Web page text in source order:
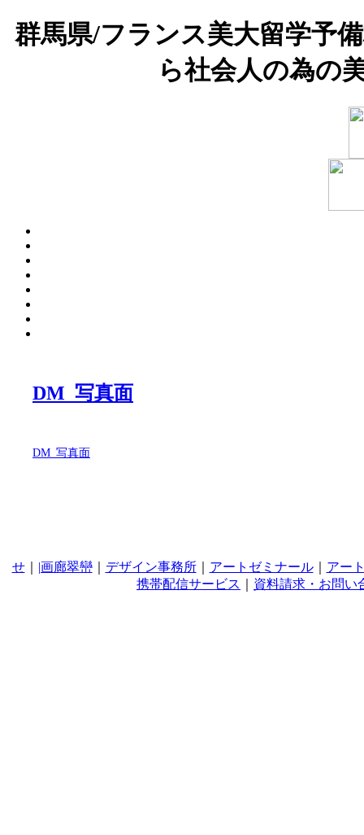
群馬県/フランス美大留学予
ら社会人の為の
DM_写真面
DM_写真面
せ｜ |画廊翠巒｜ デザイン事務所｜ アートゼミナール｜ アー
携帯配信サービス
資料請求・お問い